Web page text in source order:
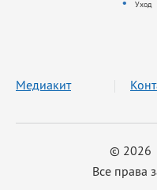
Уход
© 2026
Все права
Медиакит